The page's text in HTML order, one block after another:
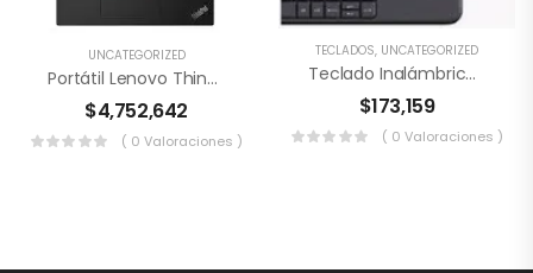
UNCATEGORIZED
Portátil Lenovo ThinkPad L13 Gen 4 21FQS39N00
$4,752,642
( 0 Valoraciones )
TECLADOS, UNCATEGORIZED
Teclado Inalámbrico Logitech K400
$173,159
( 0 Valoraciones )